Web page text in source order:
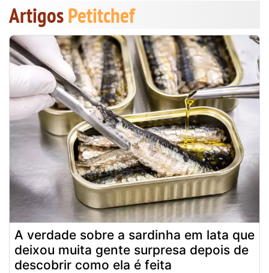
ArtigosPetitchef
A verdade sobre a sardinha em lata que
deixou muita gente surpresa depois de
descobrir como ela é feita